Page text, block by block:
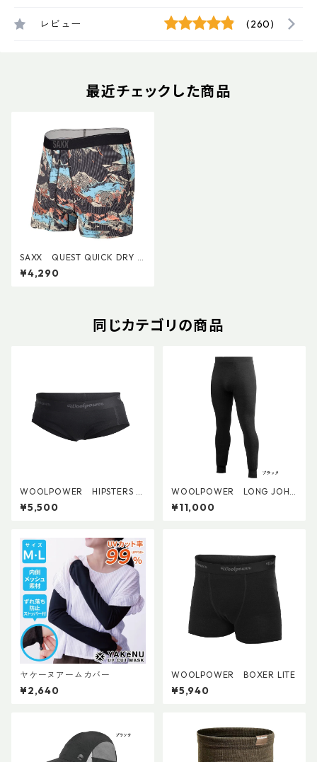
レビュー (260)
最近チェックした商品
SAXX QUEST QUICK DRY M
ESH BOXER BRIEF FLY SXB
B70F-MOB
¥4,290
同じカテゴリの商品
WOOLPOWER HIPSTERS LI
TE (W's)
¥5,500
WOOLPOWER LONG JOHN
S 200
¥11,000
ヤケーヌアームカバー
¥2,640
WOOLPOWER BOXER LITE
¥5,940